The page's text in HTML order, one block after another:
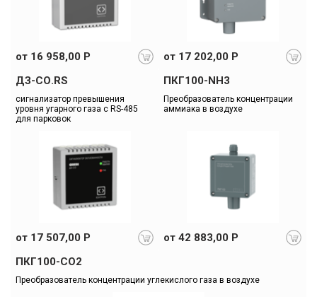
от 16 958,00 Р
от 17 202,00 Р
ДЗ-СО.RS
сигнализатор превышения
уровня угарного газа с RS-485
для парковок
от 17 507,00 Р
ПКГ100-NH3
Преобразователь концентрации
аммиака в воздухе
от 42 883,00 Р
ПКГ100-СО2
Преобразователь концентрации углекислого газа в воздухе